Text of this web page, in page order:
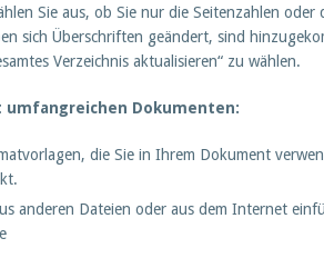
Sie aus, ob Sie nur die Seitenzahlen oder
sich Überschriften geändert, sind
Verzeichnis aktualisieren“ zu wählen.
umfangreichen Dokumenten:
die Sie in Ihrem Dokument
anderen Dateien oder aus dem Internet